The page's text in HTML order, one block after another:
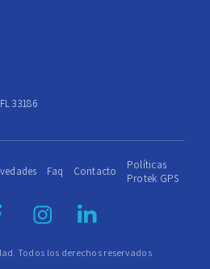
33186
Todos los derechos reservados
Faq Contacto
Políticas
Protek GPS